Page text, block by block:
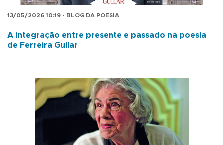
13/05/2026 10:19 - BLOG DA POESIA
A integração entre presente e passado na poesia
de Ferreira Gullar